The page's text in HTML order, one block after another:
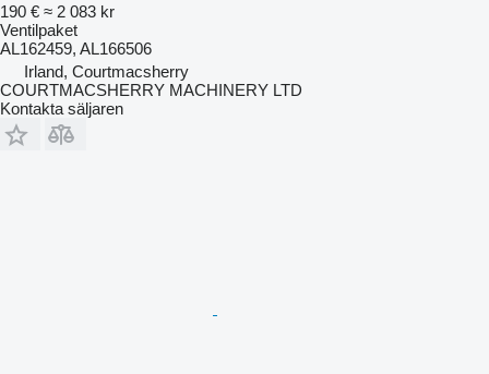
190 € ≈ 2 083 kr
Ventilpaket
AL162459, AL166506
Irland, Courtmacsherry
COURTMACSHERRY MACHINERY LTD
Kontakta säljaren